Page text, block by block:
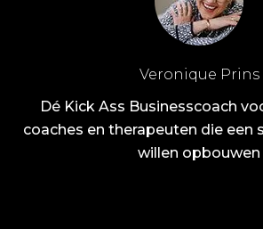
Veronique Prins
Dé Kick Ass Businesscoach
coaches en therapeuten die een
willen opbouwen